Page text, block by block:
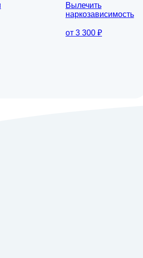
Вылечить
наркозависимость
от 3 300 ₽